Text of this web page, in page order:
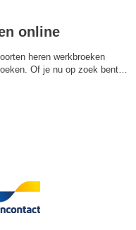
online
heren werkbroeken
Of je nu op zoek bent…